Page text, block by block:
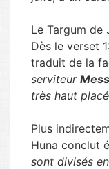
Le Targum de
Dès le verset
traduit de la
serviteur
très haut
Plus
Huna conclut
sont divisés